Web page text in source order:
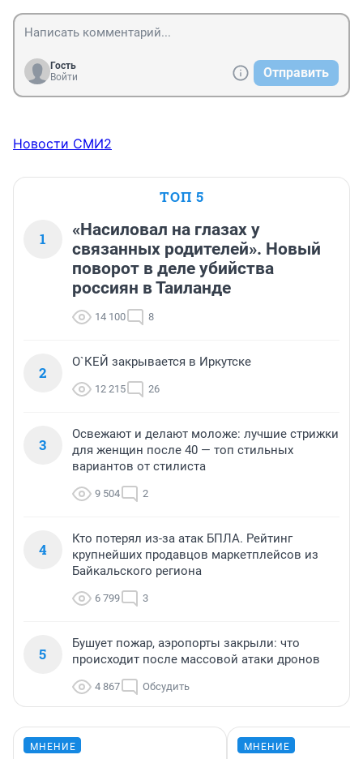
Гость
Войти
Отправить
Новости СМИ2
ТОП 5
1
«Насиловал на глазах у
связанных родителей». Новый
поворот в деле убийства
россиян в Таиланде
14 100 8
2
О`КЕЙ закрывается в Иркутске
12 215 26
3
Освежают и делают моложе: лучшие стрижки
для женщин после 40 — топ стильных
вариантов от стилиста
9 504 2
4
Кто потерял из-за атак БПЛА. Рейтинг
крупнейших продавцов маркетплейсов из
Байкальского региона
6 799 3
5
Бушует пожар, аэропорты закрыли: что
происходит после массовой атаки дронов
4 867 Обсудить
МНЕНИЕ МНЕНИЕ